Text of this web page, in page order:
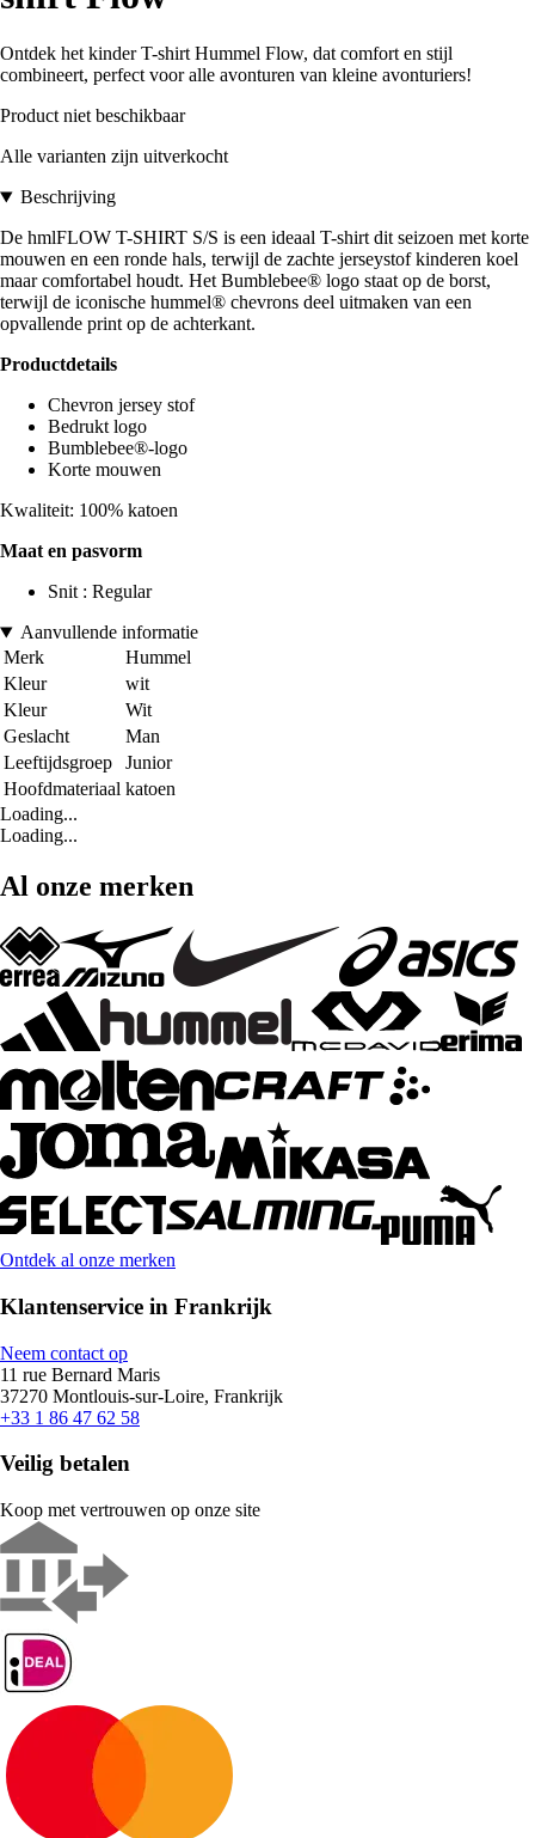
Ontdek het kinder T-shirt Hummel Flow, dat comfort en stijl
combineert, perfect voor alle avonturen van kleine avonturiers!
Product niet beschikbaar
Alle varianten zijn uitverkocht
Beschrijving
De hmlFLOW T-SHIRT S/S is een ideaal T-shirt dit seizoen met korte
mouwen en een ronde hals, terwijl de zachte jerseystof kinderen koel
maar comfortabel houdt. Het Bumblebee® logo staat op de borst,
terwijl de iconische hummel® chevrons deel uitmaken van een
opvallende print op de achterkant.
Productdetails
Chevron jersey stof
Bedrukt logo
Bumblebee®-logo
Korte mouwen
Kwaliteit: 100% katoen
Maat en pasvorm
Snit : Regular
Aanvullende informatie
Merk
Hummel
Kleur
wit
Kleur
Wit
Geslacht
Man
Leeftijdsgroep
Junior
Hoofdmateriaal katoen
Loading...
Loading...
Al onze merken
Ontdek al onze merken
Klantenservice in Frankrijk
Neem contact op
11 rue Bernard Maris
37270 Montlouis-sur-Loire, Frankrijk
+33 1 86 47 62 58
Veilig betalen
Koop met vertrouwen op onze site